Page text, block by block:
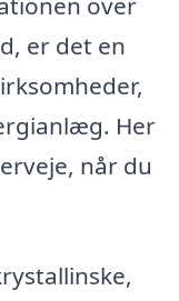
er det en
Her
når du